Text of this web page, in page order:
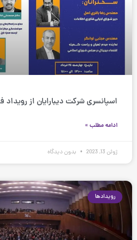
اسپانسری شرکت دیبارایان از رویداد
ادامه مطلب »
ژوئن 13, 2023 بدون دیدگاه
رویدادها